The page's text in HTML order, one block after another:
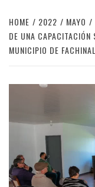
HOME 2022 MAYO
DE UNA CAPACITACIÓN
MUNICIPIO DE FACHINAL